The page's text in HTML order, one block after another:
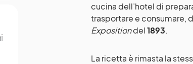
cucina dell’hotel di
trasportare e consumare,
Expositiondel1893.
La ricetta è rimasta la